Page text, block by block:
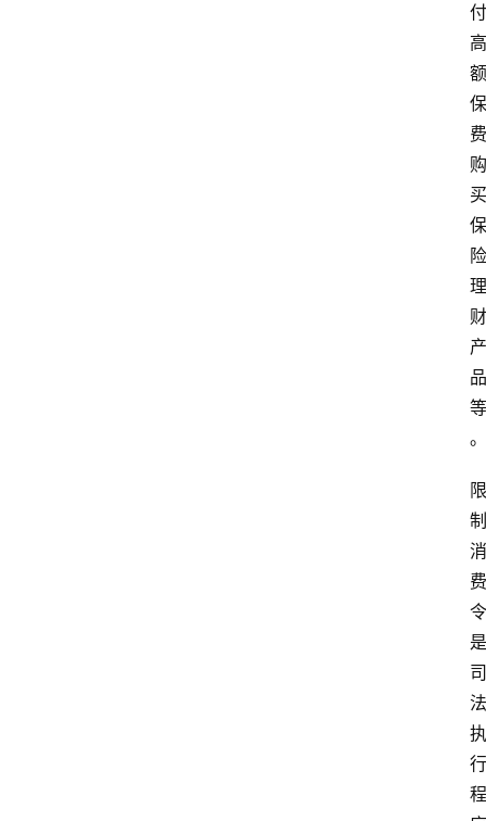
付
高
额
保
费
购
买
保
险
理
财
产
品
等
。
限
制
消
费
令
是
司
法
执
行
程